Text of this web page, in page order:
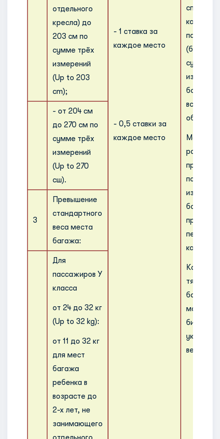
- 1 ставка за
каждое место
- 0,5 ставки за
каждое место
(более
сумме
более 10
всех
Места
размеры
по
более 45
качестве
Каждое
багажа
биркой
веса
отдельного
кресла) до
203 см по
сумме трёх
измерений
(Up to 203
cm);
- от 204 см
до 270 см по
сумме трёх
измерений
(Up to 270
сш).
3
Превышение
стандартного
веса места
багажа:
Для
пассажиров У
класса
от 24 до 32 кг
(Up to 32 kg):
от 11 до 32 кг
для мест
багажа
ребенка в
возрасте до
2-х лет, не
занимающего